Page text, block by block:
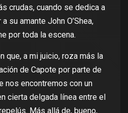
crudas, cuando se dedica a
su amante John O’Shea,
por toda la escena.
que, a mi juicio, roza más la
de Capote por parte de
nos encontremos con un
cierta delgada línea entre el
Más allá de, bueno,